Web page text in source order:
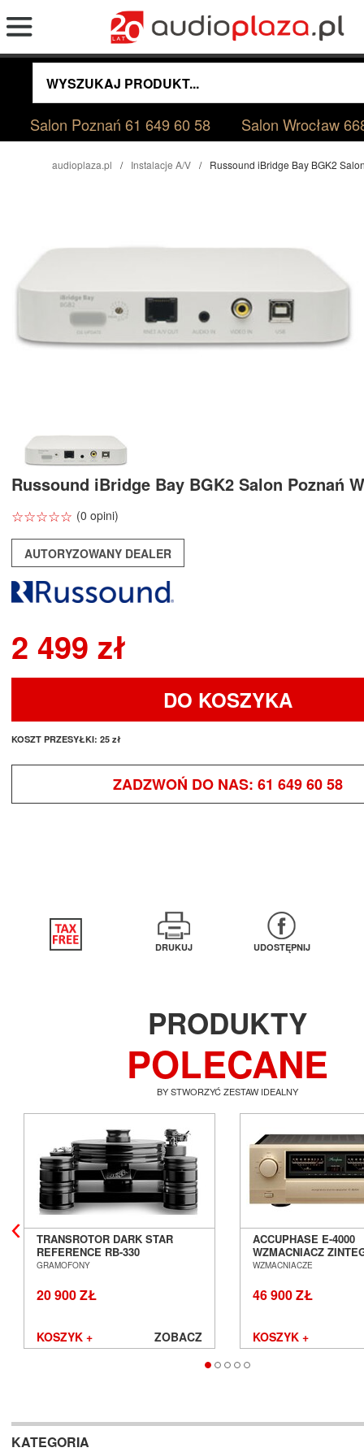
Salon Poznań61 649 60 58 Salon Wrocław
audioplaza.pl Instalacje A/V Russound iBridge Bay BGK2
Russound iBridge Bay BGK2 Salon Poznań
☆☆☆☆☆
★★★★★ (0 opini)
AUTORYZOWANY DEALER
2 499 zł
DO KOSZYKA
KOSZT PRZESYŁKI: 25 zł
ZADZWOŃ DO NAS: 61 649 60 58
DRUKUJ UDOSTĘPNIJ
PRODUKTY
POLECANE
BY STWORZYĆ ZESTAW IDEALNY
TRANSROTOR DARK STAR
REFERENCE RB-330
GRAMOFON ANALOGOWY
GRAMOFONY
20 900 ZŁ
KOSZYK + ZOBACZ
ACCUPHASE E-4000
WZMACNIACZ
SALON POZNAŃ
WZMACNIACZE
46 900 ZŁ
KOSZYK +
KATEGORIA